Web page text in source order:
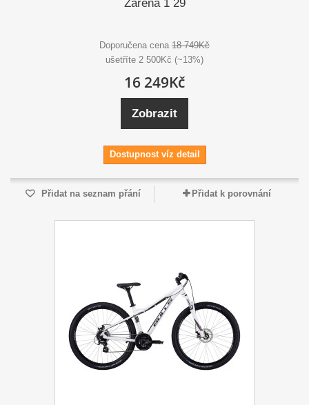
Zarena 1 29
Doporučena cena 18 749Kč
ušetříte 2 500Kč (~13%)
16 249Kč
Zobrazit
Dostupnost víz detail
Přidat na seznam přání Přidat k porovnání